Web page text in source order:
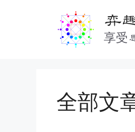
弈
享受
全部文